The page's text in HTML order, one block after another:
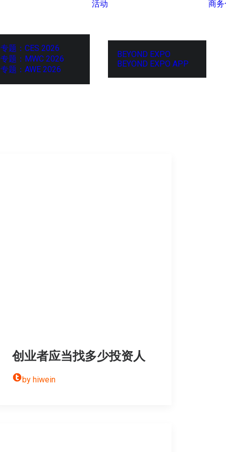
专题：CES 2026
专题：MWC 2026
专题：AWE 2026
活动
BEYOND EXPO
BEYOND EXPO APP
商
创业者应当找多少投资人
by hiwein